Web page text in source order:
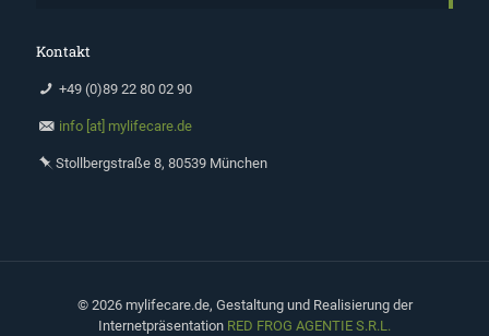
Kontakt
+49 (0)89 22 80 02 90
info [at] mylifecare.de
Stollbergstraße 8, 80539 München
© 2026 mylifecare.de, Gestaltung und Realisierung der
Internetpräsentation RED FROG AGENTIE S.R.L.